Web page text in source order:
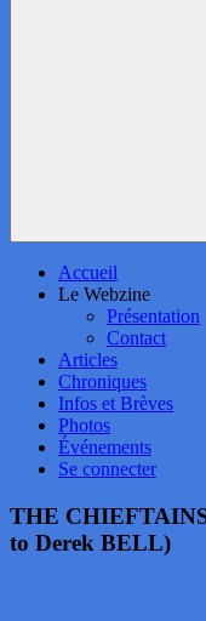
Accueil
Le Webzine
Présentation
Contact
Articles
Chroniques
Infos et Brèves
Photos
Événements
Se connecter
THE
to Derek BELL)